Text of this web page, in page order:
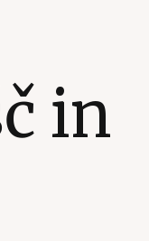
in